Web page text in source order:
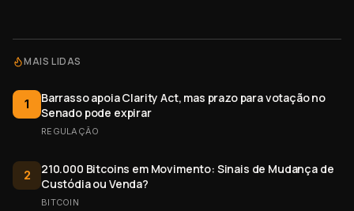
MAIS LIDAS
1
Barrasso apoia Clarity Act, mas prazo para votação no
Senado pode expirar
REGULAÇÃO
2
210.000 Bitcoins em Movimento: Sinais de Mudança de
Custódia ou Venda?
BITCOIN